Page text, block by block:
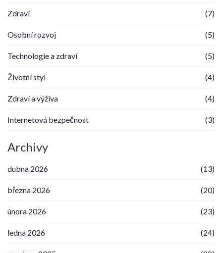
Zdraví (7)
Osobní rozvoj (5)
Technologie a zdraví (5)
Životní styl (4)
Zdraví a výživa (4)
Internetová bezpečnost (3)
Archivy
dubna 2026 (13)
března 2026 (20)
února 2026 (23)
ledna 2026 (24)